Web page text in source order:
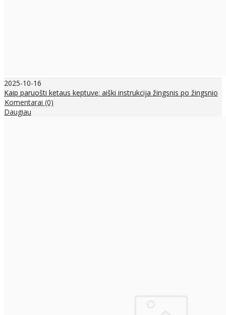
2025-10-16
Kaip paruošti ketaus keptuvę: aiški instrukcija žingsnis po žingsnio
Komentarai (0)
Daugiau